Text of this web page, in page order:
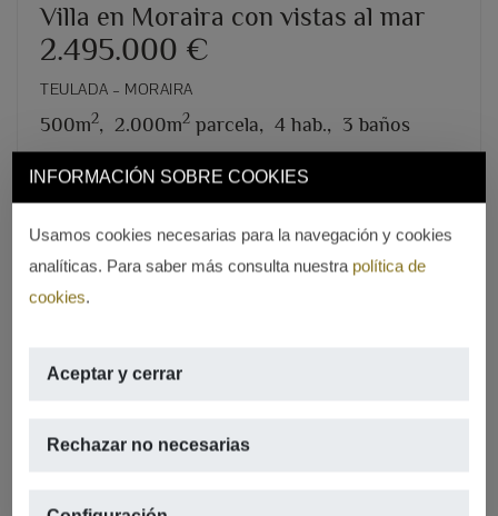
INFORMACIÓN SOBRE COOKIES
Usamos cookies necesarias para la navegación y cookies
analíticas. Para saber más consulta nuestra política de
cookies.
Aceptar y cerrar
Rechazar no necesarias
Villa en Moraira con vistas al mar
2.495.000 €
TEULADA – MORAIRA
500m2, 2.000m2 parcela, 4 hab., 3 baños